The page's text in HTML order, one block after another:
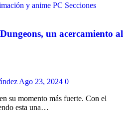
y anime PC Secciones
un acercamiento al
Ago 23, 2024 0
su momento más fuerte. Con el
esta una…